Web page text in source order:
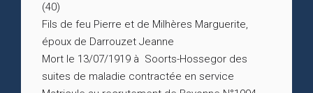
(40)
Fils de feu Pierre et de Milhères Marguerite,
époux de Darrouzet Jeanne
Mort le 13/07/1919 à Soorts-Hossegor des
suites de maladie contractée en service